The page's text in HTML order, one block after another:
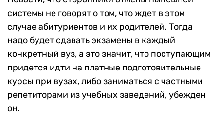
системы не говорят о том, что ждет в этом
случае абитуриентов и их родителей. Тогда
надо будет сдавать экзамены в каждый
конкретный вуз, а это значит, что поступающим
придется идти на платные подготовительные
курсы при вузах, либо заниматься с частными
репетиторами из учебных заведений, убежден
он.